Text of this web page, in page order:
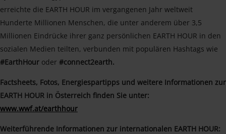
erreichte die EARTH HOUR im vergangenen Jahr weltweit
Hunderte Millionen Menschen, die unter anderem über 3,5
Millionen Eindrücke ihrer ganz persönlichen EARTH HOUR in den
sozialen Medien teilten, verbunden mit populären Hashtags wie
#EarthHour oder #connect2earth.
Factsheets, Fotos, Energiespartipps und weitere Informationen zur
EARTH HOUR in Österreich finden Sie unter:
www.wwf.at/earthhour
Weiterführende Informationen zur internationalen EARTH HOUR: